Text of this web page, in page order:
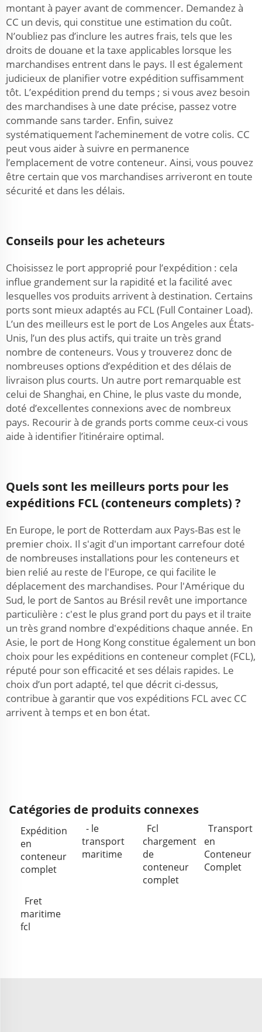
montant à payer avant de commencer. Demandez à
CC un devis, qui constitue une estimation du coût.
N’oubliez pas d’inclure les autres frais, tels que les
droits de douane et la taxe applicables lorsque les
marchandises entrent dans le pays. Il est également
judicieux de planifier votre expédition suffisamment
tôt. L’expédition prend du temps ; si vous avez besoin
des marchandises à une date précise, passez votre
commande sans tarder. Enfin, suivez
systématiquement l’acheminement de votre colis. CC
peut vous aider à suivre en permanence
l’emplacement de votre conteneur. Ainsi, vous pouvez
être certain que vos marchandises arriveront en toute
sécurité et dans les délais.
Conseils pour les acheteurs
Choisissez le port approprié pour l’expédition : cela
influe grandement sur la rapidité et la facilité avec
lesquelles vos produits arrivent à destination. Certains
ports sont mieux adaptés au FCL (Full Container Load).
L’un des meilleurs est le port de Los Angeles aux États-
Unis, l’un des plus actifs, qui traite un très grand
nombre de conteneurs. Vous y trouverez donc de
nombreuses options d’expédition et des délais de
livraison plus courts. Un autre port remarquable est
celui de Shanghai, en Chine, le plus vaste du monde,
doté d’excellentes connexions avec de nombreux
pays. Recourir à de grands ports comme ceux-ci vous
aide à identifier l’itinéraire optimal.
Quels sont les meilleurs ports pour les
expéditions FCL (conteneurs complets) ?
En Europe, le port de Rotterdam aux Pays-Bas est le
premier choix. Il s'agit d'un important carrefour doté
de nombreuses installations pour les conteneurs et
bien relié au reste de l'Europe, ce qui facilite le
déplacement des marchandises. Pour l'Amérique du
Sud, le port de Santos au Brésil revêt une importance
particulière : c'est le plus grand port du pays et il traite
un très grand nombre d'expéditions chaque année. En
Asie, le port de Hong Kong constitue également un bon
choix pour les expéditions en conteneur complet (FCL),
réputé pour son efficacité et ses délais rapides. Le
choix d’un port adapté, tel que décrit ci-dessus,
contribue à garantir que vos expéditions FCL avec CC
arrivent à temps et en bon état.
Catégories de produits connexes
Expédition
en
conteneur
complet
- le
transport
maritime
Fcl
chargement
de
conteneur
complet
Transport
en
Conteneur
Complet
Fret
maritime
fcl